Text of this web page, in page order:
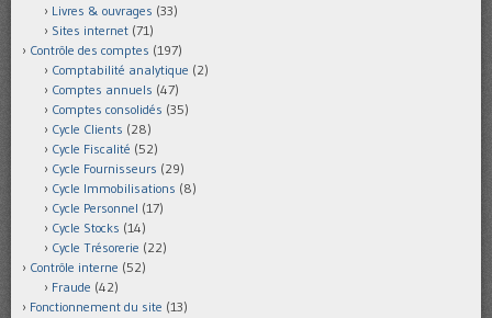
Livres & ouvrages (33)
Sites internet (71)
Contrôle des comptes (197)
Comptabilité analytique (2)
Comptes annuels (47)
Comptes consolidés (35)
Cycle Clients (28)
Cycle Fiscalité (52)
Cycle Fournisseurs (29)
Cycle Immobilisations (8)
Cycle Personnel (17)
Cycle Stocks (14)
Cycle Trésorerie (22)
Contrôle interne (52)
Fraude (42)
Fonctionnement du site (13)